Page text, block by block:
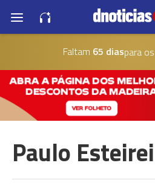
Faltam 65 diaspara os
Paulo